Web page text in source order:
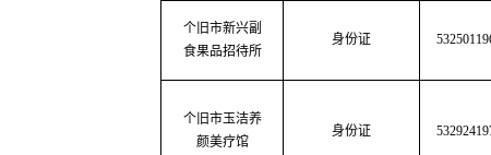
个旧市新兴副
食果品招待所
身份证
个旧市玉洁养
颜美疗馆
身份证